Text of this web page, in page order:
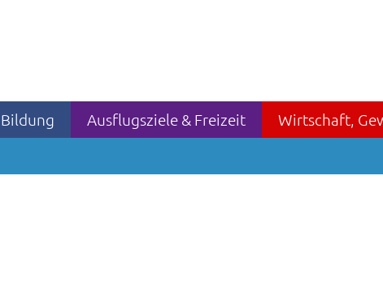
Ausflugsziele & Freizeit
Wirtschaft,